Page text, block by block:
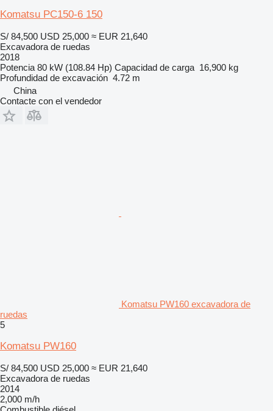
Komatsu PC150-6 150
S/ 84,500 USD 25,000 ≈ EUR 21,640
Excavadora de ruedas
2018
Potencia 80 kW (108.84 Hp) Capacidad de carga 16,900 kg
Profundidad de excavación 4.72 m
China
Contacte con el vendedor
Komatsu PW160 excavadora de
ruedas
5
Komatsu PW160
S/ 84,500 USD 25,000 ≈ EUR 21,640
Excavadora de ruedas
2014
2,000 m/h